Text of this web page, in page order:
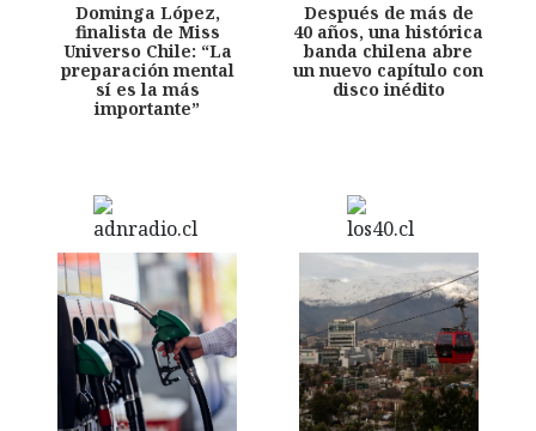
Dominga López,
finalista de Miss
Universo Chile: “La
preparación mental
sí es la más
importante”
Después de más de
40 años, una histórica
banda chilena abre
un nuevo capítulo con
disco inédito